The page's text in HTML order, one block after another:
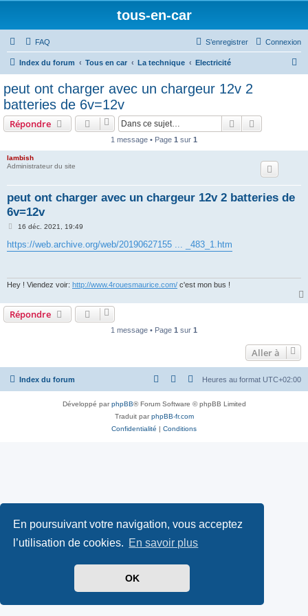
En poursuivant votre navigation, vous acceptez
l’utilisation de cookies. En savoir plus
OK
tous-en-car
FAQ Connexion
S’enregistrer
Index du forum Tous en car La technique Electricité
peut ont charger avec un chargeur 12v 2
batteries de 6v=12v
Répondre Rechercher
1 message • Page 1 sur 1
lambish
Administrateur du site
peut ont charger avec un chargeur 12v 2 batteries de
6v=12v
M
s
s
16 déc. 2021, 19:49
https://web.archive.org/web/20190627155 ... _483_1.htm
Hey ! Viendez voir: http://www.4rouesmaurice.com/ c'est mon bus !
Répondre
1 message • Page 1 sur 1
Aller à
Index du forum Heures au format UTC+02:00
Développé parphpBB® Forum Software © phpBB Limited
Traduit parphpBB-fr.com
Confidentialité | Conditions